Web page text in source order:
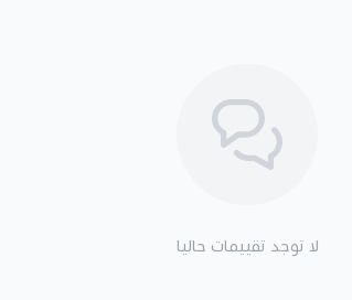
لا توجد تقييمات حاليا